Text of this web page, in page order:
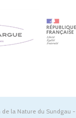
la Nature du Sundgau